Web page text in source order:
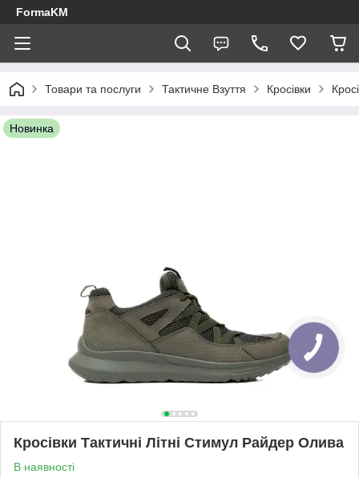
FormaKM
Товари та послуги Тактичне Взуття Кросівки
Новинка
Кросівки Тактичні Літні Стимул Райдер Олива
В наявності